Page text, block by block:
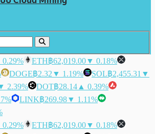
ETH฿62,019.00▼ 0.18%
DOGE฿2.32 ▼ 1.19% SOL฿2,455.31 ▼
2.39% DOT฿28.14 ▲ 0.39%
LINK฿269.98▼ 1.11%
ETH฿62,019.00▼ 0.18%